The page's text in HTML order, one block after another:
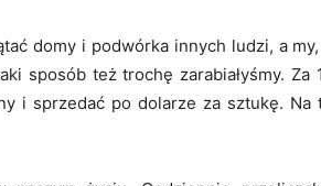
domy i podwórka innych ludzi, a
sposób też trochę zarabiałyśmy. Za
i sprzedać po dolarze za sztukę. Na